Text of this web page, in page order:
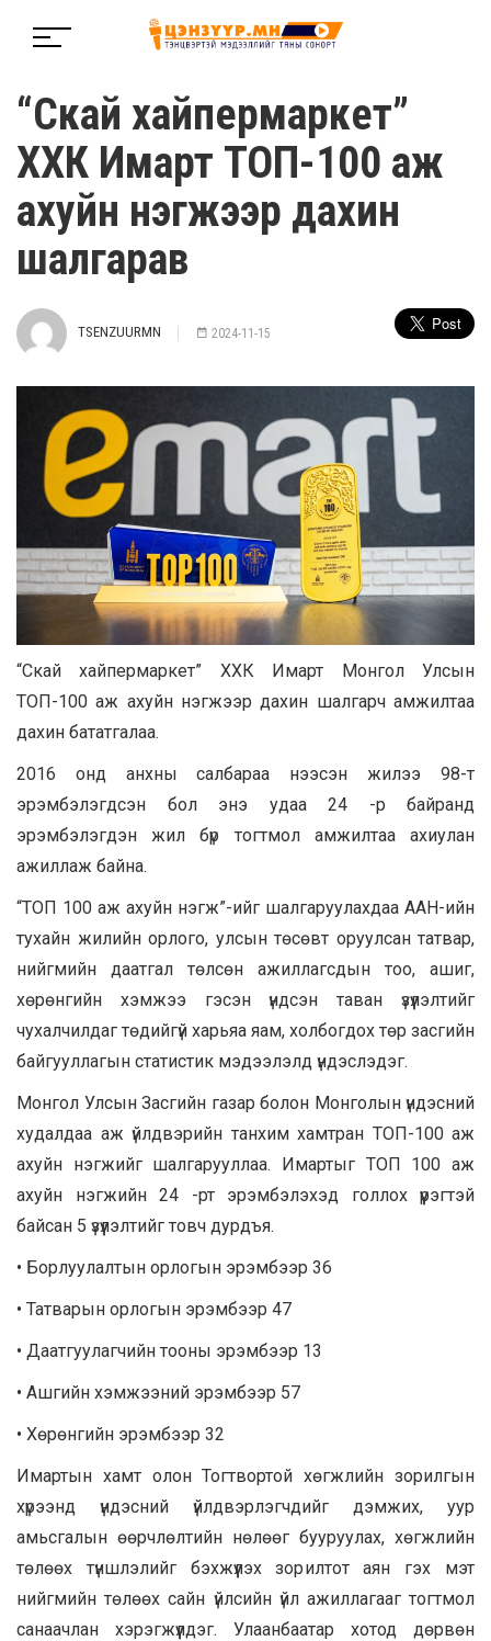
“Скай хайпермаркет”
ХХК Имарт ТОП-100 аж
ахуйн нэгжээр дахин
шалгарав
TSENZUURMN 2024-11-15
“Скай хайпермаркет” ХХК Имарт Монгол Улсын
ТОП-100 аж ахуйн нэгжээр дахин шалгарч амжилтаа
дахин бататгалаа.
2016 онд анхны салбараа нээсэн жилээ 98-т
эрэмбэлэгдсэн бол энэ удаа 24 -р байранд
эрэмбэлэгдэн жил бүр тогтмол амжилтаа ахиулан
ажиллаж байна.
“ТОП 100 аж ахуйн нэгж”-ийг шалгаруулахдаа ААН-ийн
тухайн жилийн орлого, улсын төсөвт оруулсан татвар,
нийгмийн даатгал төлсөн ажиллагсдын тоо, ашиг,
хөрөнгийн хэмжээ гэсэн үндсэн таван үзүүлэлтийг
чухалчилдаг төдийгүй харьяа яам, холбогдох төр засгийн
байгууллагын статистик мэдээлэлд үндэслэдэг.
Монгол Улсын Засгийн газар болон Монголын үндэсний
худалдаа аж үйлдвэрийн танхим хамтран ТОП-100 аж
ахуйн нэгжийг шалгарууллаа. Имартыг ТОП 100 аж
ахуйн нэгжийн 24 -рт эрэмбэлэхэд голлох үүрэгтэй
байсан 5 үзүүлэлтийг товч дурдъя.
• Борлуулалтын орлогын эрэмбээр 36
• Татварын орлогын эрэмбээр 47
• Даатгуулагчийн тооны эрэмбээр 13
• Ашгийн хэмжээний эрэмбээр 57
• Хөрөнгийн эрэмбээр 32
Имартын хамт олон Тогтвортой хөгжлийн зорилгын
хүрээнд үндэсний үйлдвэрлэгчдийг дэмжих, уур
амьсгалын өөрчлөлтийн нөлөөг бууруулах, хөгжлийн
төлөөх түншлэлийг бэхжүүлэх зорилтот аян гэх мэт
нийгмийн төлөөх сайн үйлсийн үйл ажиллагааг тогтмол
санаачлан хэрэгжүүлдэг. Улаанбаатар хотод дөрвөн